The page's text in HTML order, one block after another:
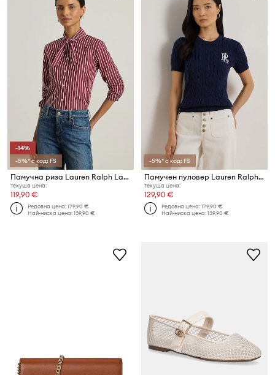
-14%
-5%* с код: FS
Памучна риза Lauren Ralph Lauren
Текуща цена:
119,90 €
Редовна цена:179,90 €
Най-ниска цена:139,90 €
-5%* с код: FS
Памучен пуловер Lauren Ralph Lauren
Текуща цена:
129,90 €
Редовна цена:179,90 €
Най-ниска цена:139,90 €